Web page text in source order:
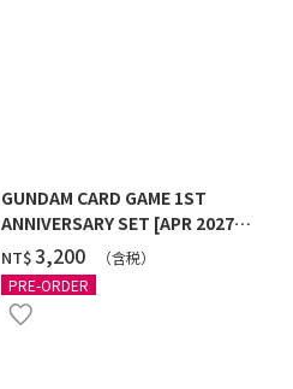
GUNDAM CARD GAME 1ST
ANNIVERSARY SET [APR 2027
DELIVERY]
NT$‌3,200
（含税）
PRE-ORDER